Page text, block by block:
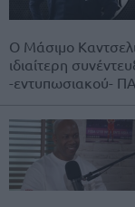
Ο Μάσιμο
ιδιαίτερη
-εντυπωσιακού-